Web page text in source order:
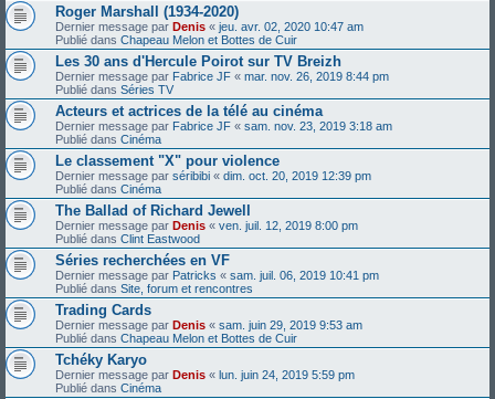
Roger Marshall (1934-2020)
Dernier message par Denis « jeu. avr. 02, 2020 10:47 am
Publié dans Chapeau Melon et Bottes de Cuir
Les 30 ans d'Hercule Poirot sur TV Breizh
Dernier message par Fabrice JF « mar. nov. 26, 2019 8:44 pm
Publié dans Séries TV
Acteurs et actrices de la télé au cinéma
Dernier message par Fabrice JF « sam. nov. 23, 2019 3:18 am
Publié dans Cinéma
Le classement "X" pour violence
Dernier message par séribibi « dim. oct. 20, 2019 12:39 pm
Publié dans Cinéma
The Ballad of Richard Jewell
Dernier message par Denis « ven. juil. 12, 2019 8:00 pm
Publié dans Clint Eastwood
Séries recherchées en VF
Dernier message par Patricks « sam. juil. 06, 2019 10:41 pm
Publié dans Site, forum et rencontres
Trading Cards
Dernier message par Denis « sam. juin 29, 2019 9:53 am
Publié dans Chapeau Melon et Bottes de Cuir
Tchéky Karyo
Dernier message par Denis « lun. juin 24, 2019 5:59 pm
Publié dans Cinéma